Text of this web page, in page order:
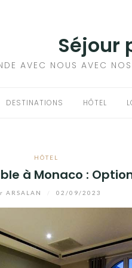
Séjour
AVEC NOUS AVEC
DESTINATIONS HÔTEL
HÔTEL
à Monaco :
ARSALAN 02/09/2023